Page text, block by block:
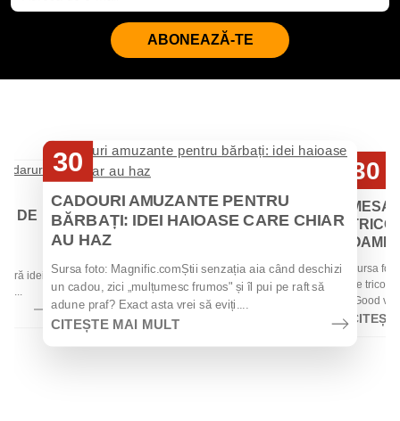
ABONEAZĂ-TE
DE
idei
30
CADOURI AMUZANTE PENTRU
BĂRBAȚI: IDEI HAIOASE CARE CHIAR
AU HAZ
Sursa foto: Magnific.comȘtii senzația aia când deschizi
un cadou, zici „mulțumesc frumos" și îl pui pe raft să
adune praf? Exact asta vrei să eviți....
CITEȘTE MAI MULT
30
Sursa
de
„Good